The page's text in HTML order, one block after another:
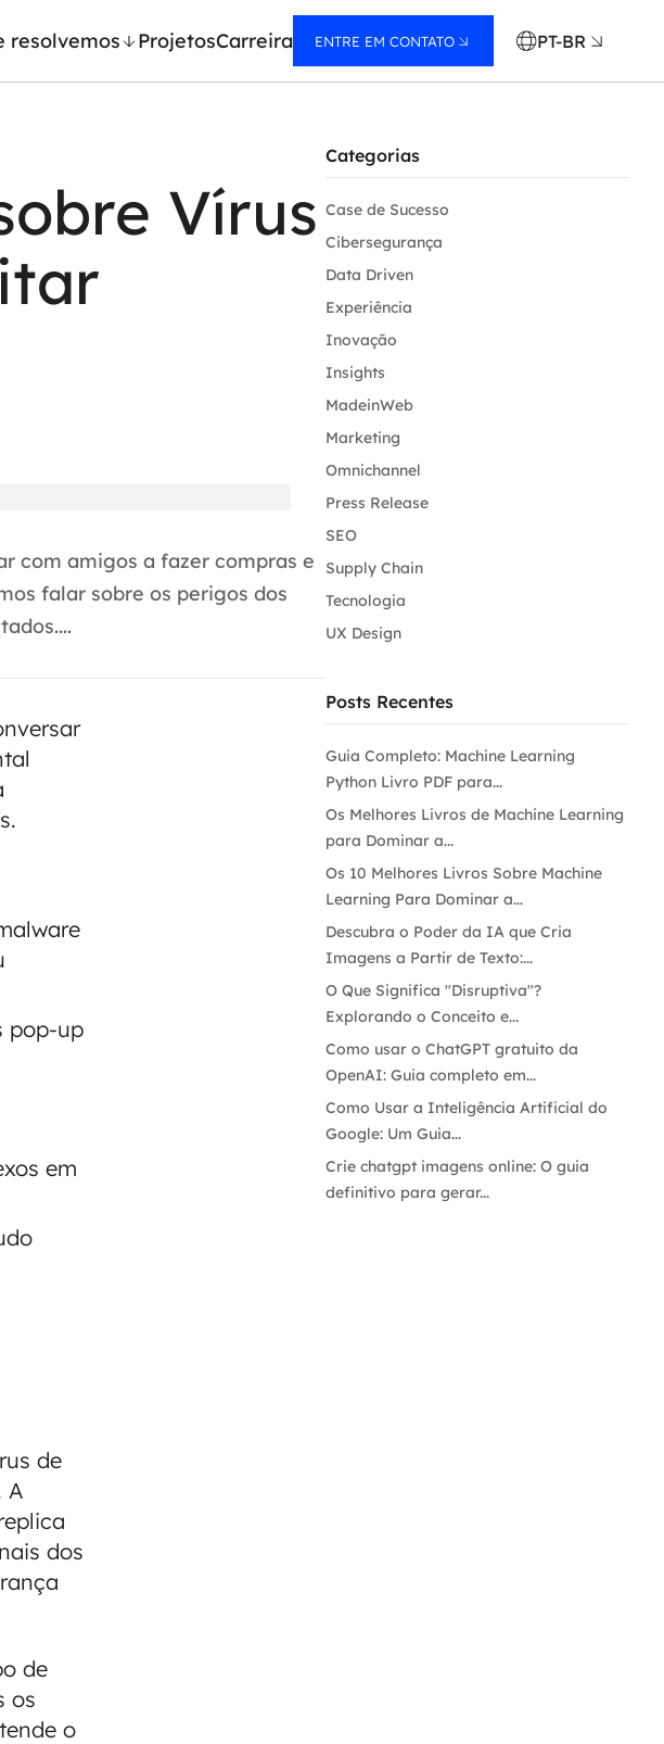
resolvemos ProjetosCarreira ENTRE EM CONTATO PT-BR
Vírus
com amigos a fazer compras e
falar sobre os perigos dos
pop-up
em
de
A
dos
de
os
o
Categorias
Case de Sucesso
Cibersegurança
Data Driven
Experiência
Inovação
Insights
MadeinWeb
Marketing
Omnichannel
Press Release
SEO
Supply Chain
Tecnologia
UX Design
Posts Recentes
Guia Completo: Machine Learning
Python Livro PDF para...
Os Melhores Livros de Machine Learning
para Dominar a...
Os 10 Melhores Livros Sobre Machine
Learning Para Dominar a...
Descubra o Poder da IA que Cria
Imagens a Partir de Texto:...
O Que Significa "Disruptiva"?
Explorando o Conceito e...
Como usar o ChatGPT gratuito da
OpenAI: Guia completo em...
Como Usar a Inteligência Artificial do
Google: Um Guia...
Crie chatgpt imagens online: O guia
definitivo para gerar...